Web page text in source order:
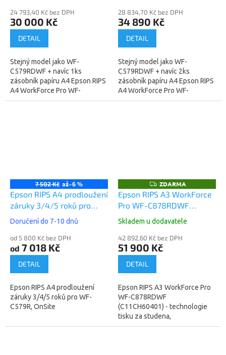
24 793,40 Kč bez DPH
30 000 Kč
DETAIL
Stejný model jako WF-
C579RDWF + navíc 1ks
zásobník papíru A4 Epson RIPS
A4 WorkForce Pro WF-
C579RDTWF
28 834,70 Kč bez DPH
34 890 Kč
DETAIL
Stejný model jako WF-
C579RDWF + navíc 2ks
zásobník papíru A4 Epson RIPS
A4 WorkForce Pro WF-
C579RD2TWF
7 502 Kč až–6 %
Epson RIPS A4 prodloužení
záruky 3/4/5 roků pro
WF-C579R, OnSite
Doručení do 7-10 dnů
od 5 800 Kč bez DPH
od 7 018 Kč
DETAIL
Epson RIPS A4 prodloužení
záruky 3/4/5 roků pro WF-
C579R, OnSite
Z
D
A
R
A
ZDARMA
Epson RIPS A3 WorkForce
Pro WF-C878RDWF
(C11CH60401)
Skladem u dodavatele
42 892,60 Kč bez DPH
51 900 Kč
DETAIL
Epson RIPS A3 WorkForce Pro
WF-C878RDWF
(C11CH60401) - technologie
tisku za studena,
nesmazatelný inkoustový tisk,